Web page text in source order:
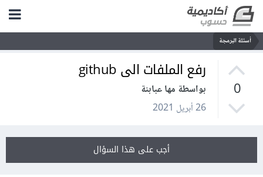
أسئلة البرمجة
0
رفع الملفات الى github
بواسطة مها عبابنة
26 أبريل 2021
أجب على هذا السؤال